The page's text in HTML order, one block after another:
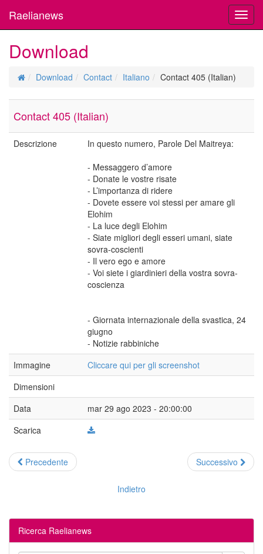
Raelianews
Download
Download Contact Italiano Contact 405 (Italian)
Contact 405 (Italian)
Descrizione
In questo numero, Parole Del Maitreya:
- Messaggero d’amore
- Donate le vostre risate
- L’importanza di ridere
- Dovete essere voi stessi per amare gli
Elohim
- La luce degli Elohim
- Siate migliori degli esseri umani, siate
sovra-coscienti
- Il vero ego e amore
- Voi siete i giardinieri della vostra sovra-
coscienza
- Giornata internazionale della svastica, 24
giugno
- Notizie rabbiniche
Immagine
Cliccare qui per gli screenshot
Dimensioni
Data
mar 29 ago 2023 - 20:00:00
Scarica
Precedente Successivo
Indietro
Ricerca Raelianews